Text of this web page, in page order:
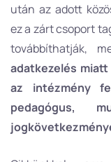
után az adott
ez a zárt csoport
továbbíthatják,
adatkezelés
az intézmény
pedagógus,